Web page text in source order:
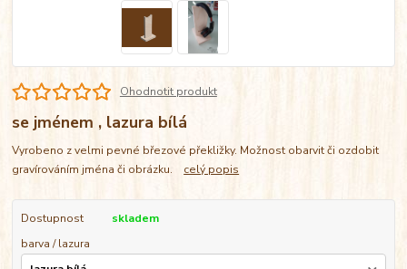
Ohodnotit produkt
se jménem , lazura bílá
Vyrobeno z velmi pevné březové překližky. Možnost obarvit či ozdobit
gravírováním jména či obrázku. celý popis
Dostupnost
skladem
barva / lazura